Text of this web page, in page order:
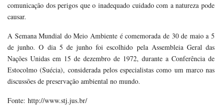
comunicação dos perigos que o inadequado cuidado com a natureza pode
causar.
A Semana Mundial do Meio Ambiente é comemorada de 30 de maio a 5
de junho. O dia 5 de junho foi escolhido pela Assembleia Geral das
Nações Unidas em 15 de dezembro de 1972, durante a Conferência de
Estocolmo (Suécia), considerada pelos especialistas como um marco nas
discussões de preservação ambiental no mundo.
Fonte: http://www.stj.jus.br/